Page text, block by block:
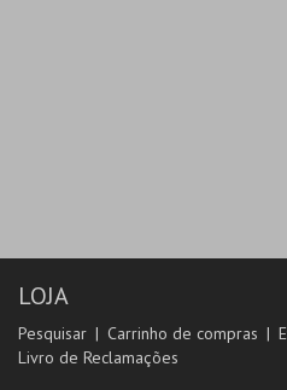
LOJA
Pesquisar Carrinho de compras
Livro de Reclamações